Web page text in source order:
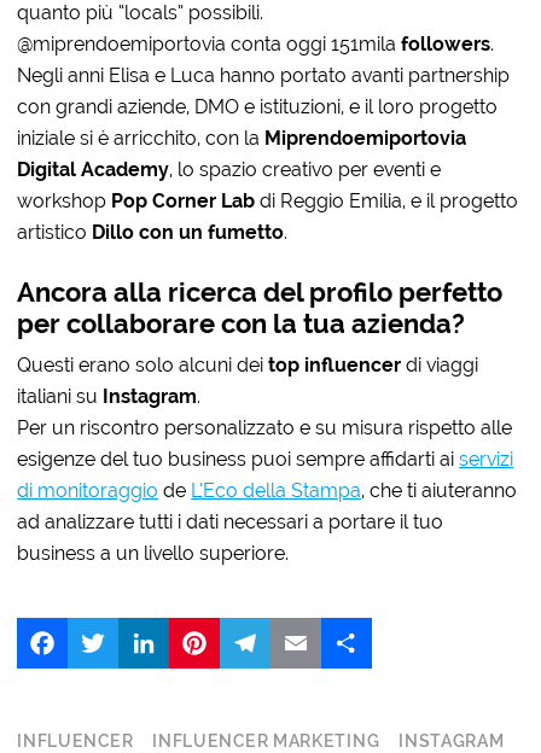
quanto più “locals” possibili.
@miprendoemiportovia conta oggi 151milafollowers.
Negli anni Elisa e Luca hanno portato avanti partnership
con grandi aziende, DMO e istituzioni, e il loro progetto
iniziale si è arricchito, con la Miprendoemiportovia
Digital Academy, lo spazio creativo per eventi e
workshop Pop Corner Lab di Reggio Emilia, e il progetto
artistico Dillo con un fumetto.
Ancora alla ricerca del profilo perfetto
per collaborare con la tua azienda?
Questi erano solo alcuni deitop influencer di viaggi
italiani su Instagram.
Per un riscontro personalizzato e su misura rispetto alle
esigenze del tuo business puoi sempre affidarti aiservizi
di monitoraggio de L’Eco della Stampa, che ti aiuteranno
ad analizzare tutti i dati necessari a portare il tuo
business a un livello superiore.
FacebookTwitter LinkedIn
INFLUENCER INFLUENCER MARKETING
INSTAGRAM